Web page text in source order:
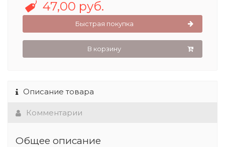
47,00 руб.
Быстрая покупка
В корзину
Описание товара
Комментарии
Общее описание